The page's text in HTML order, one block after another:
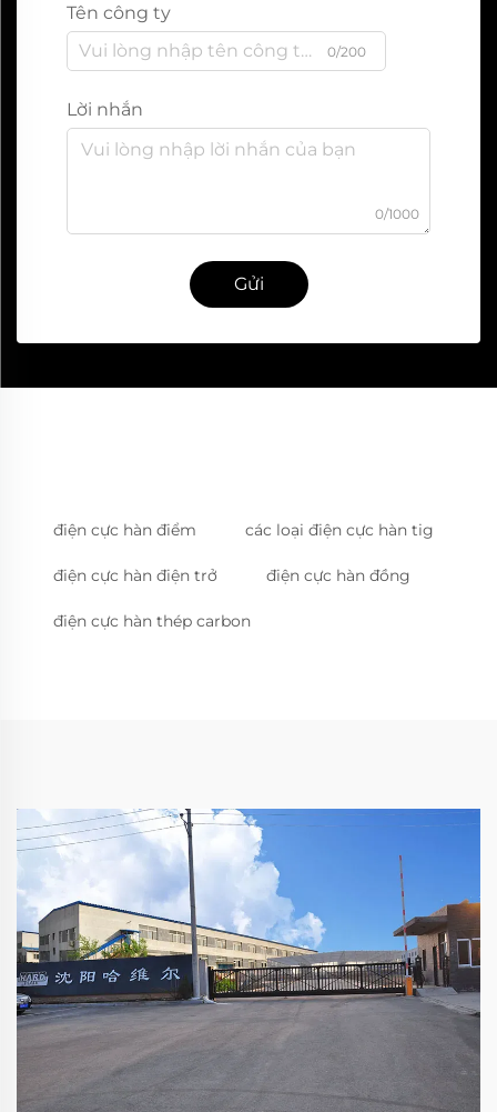
Tên công ty
0/200
Lời nhắn
0/1000
Gửi
điện cực hàn điểm các loại điện cực hàn tig
điện cực hàn điện trở điện cực hàn đồng
điện cực hàn thép carbon